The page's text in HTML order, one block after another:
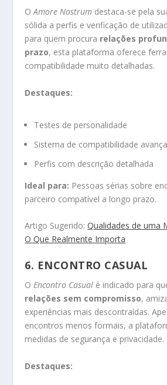
OAmore Nostrum destaca-se pela
sólida a perfis e verificação de
para quem procura relações
prazo, esta plataforma oferece
compatibilidade muito detalhadas.
Destaques:
Testes de personalidade
Sistema de compatibilidade
Perfis com descrição detalhada
Ideal para: Pessoas sérias sobre
parceiro compatível a longo prazo.
Artigo Sugerido:Qualidades de uma
O Que Realmente Importa
6. ENCONTRO CASUAL
OEncontro Casual é indicado para
relações sem compromisso,
experiências mais descontraídas.
encontros menos formais, a
medidas de segurança e privacidade.
Destaques: